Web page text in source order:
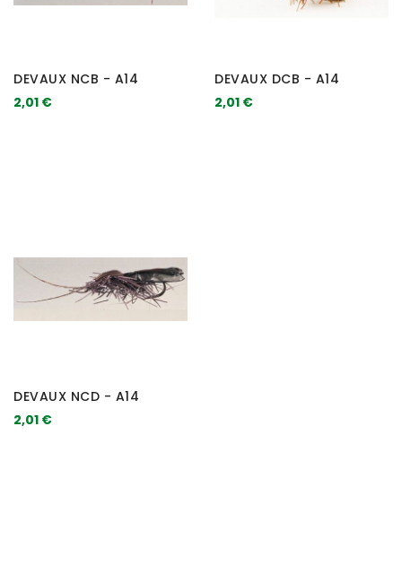
DEVAUX NCB - A14
2,01 €
DEVAUX DCB - A14
2,01 €
DEVAUX NCD - A14
2,01 €